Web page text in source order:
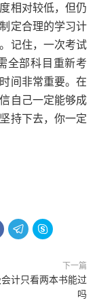
相对较低，但仍
定合理的学习计
记住，一次考试
全部科目重新考
间非常重要。在
自己一定能够成
持下去，你一定
 
下一篇
计只看两本书能过
吗